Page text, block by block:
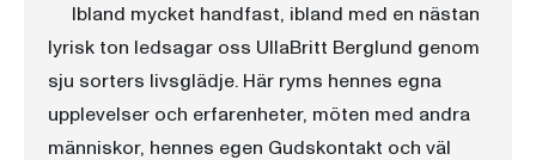
Ibland mycket handfast, ibland med en nästan
lyrisk ton ledsagar oss UllaBritt Berglund genom
sju sorters livsglädje. Här ryms hennes egna
upplevelser och erfarenheter, möten med andra
människor, hennes egen Gudskontakt och väl